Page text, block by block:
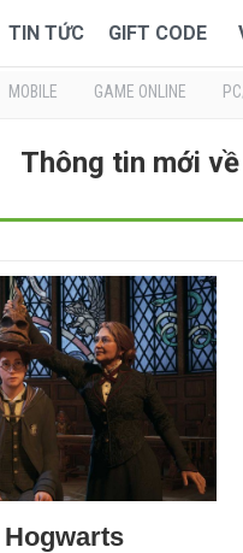
TIN TỨC GIFT CODE
MOBILE GAME ONLINE
Thông tin mới về